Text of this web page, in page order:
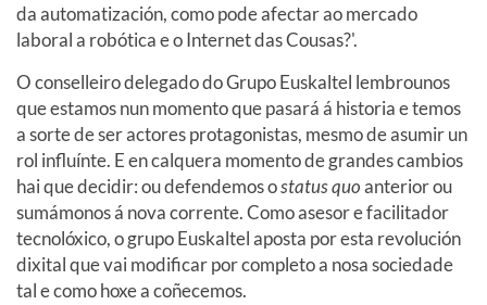
da automatización, como pode afectar ao mercado
laboral a robótica e o Internet das Cousas?'.
O conselleiro delegado do Grupo Euskaltel lembrounos
que estamos nun momento que pasará á historia e temos
a sorte de ser actores protagonistas, mesmo de asumir un
rol influínte. E en calquera momento de grandes cambios
hai que decidir: ou defendemos ostatus quoanterior ou
sumámonos á nova corrente. Como asesor e facilitador
tecnolóxico, o grupo Euskaltel aposta por esta revolución
dixital que vai modificar por completo a nosa sociedade
tal e como hoxe a coñecemos.